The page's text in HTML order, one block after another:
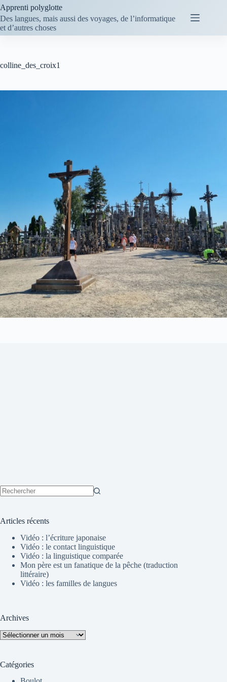
Passer
au
contenu
Apprenti polyglotte
Des langues, mais aussi des voyages, de l’informatique
et d’autres choses
colline_des_croix1
Articles récents
Vidéo : l’écriture japonaise
Vidéo : le contact linguistique
Vidéo : la linguistique comparée
Mon père est un fanatique de la pêche (traduction
littéraire)
Vidéo : les familles de langues
Archives
Archives
Catégories